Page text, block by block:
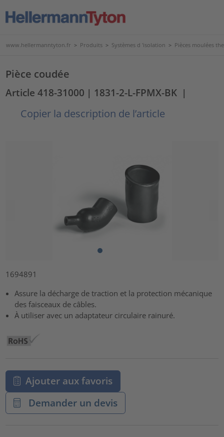
www.hellermanntyton.fr > Produits > Systèmes d 'isolation > Pièces moulées
Pièce coudée
Article 418-31000 | 1831-2-L-FPMX-BK |
Copier la description de l’article
1694891
Assure la décharge de traction et la protection mécanique
des faisceaux de câbles.
À utiliser avec un adaptateur circulaire rainuré.
Ajouter aux favoris
Demander un devis